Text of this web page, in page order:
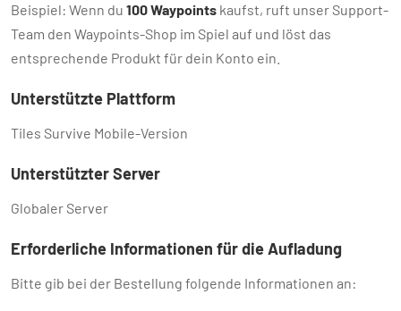
Beispiel: Wenn du 100 Waypoints kaufst, ruft unser Support-
Team den Waypoints-Shop im Spiel auf und löst das
entsprechende Produkt für dein Konto ein.
Unterstützte Plattform
Tiles Survive Mobile-Version
Unterstützter Server
Globaler Server
Erforderliche Informationen für die Aufladung
Bitte gib bei der Bestellung folgende Informationen an: